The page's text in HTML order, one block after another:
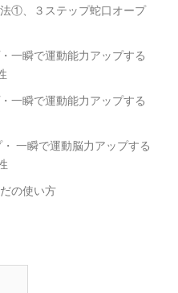
①、３ステップ蛇口オープ
一瞬で運動能力アップする
一瞬で運動能力アップする
一瞬で運動脳力アップする
の使い方